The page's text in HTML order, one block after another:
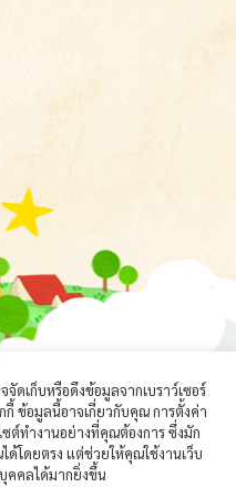
ดเก็บหรือดึงข้อมูลจากเบราว์เซอร์
ข้อมูลนี้อาจเกี่ยวกับคุณ การตั้งค่า
ต์ทำงานอย่างที่คุณต้องการ ซึ่งมัก
โดยตรง แต่ช่วยให้คุณใช้งานเว็บ
คคลได้มากยิ่งขึ้น